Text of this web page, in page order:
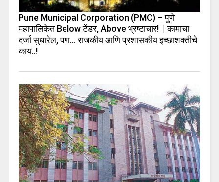
Pune Municipal Corporation (PMC) – पुणे
महापालिकेत Below टेंडर, Above भ्रष्टाचार! | कामाचा
दर्जा सुधारेल, पण… राजकीय आणि प्रशासकीय इच्छाशक्तीचे
काय..!